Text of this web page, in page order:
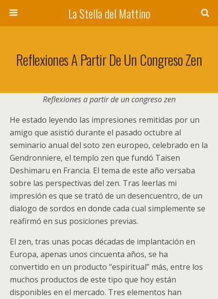
La Stella del Mattino
Reflexiones A Partir De Un Congreso Zen
Reflexiones a partir de un congreso zen
He estado leyendo las impresiones remitidas por un
amigo que asistió durante el pasado octubre al
seminario anual del soto zen europeo, celebrado en la
Gendronniere, el templo zen que fundó Taisen
Deshimaru en Francia. El tema de este año versaba
sobre las perspectivas del zen. Tras leerlas mi
impresión es que se trató de un desencuentro, de un
dialogo de sordos en donde cada cual simplemente se
reafirmó en sus posiciones previas.
El zen, tras unas pocas décadas de implantación en
Europa, apenas unos cincuenta años, se ha
convertido en un producto “espiritual” más, entre los
muchos productos de este tipo que hoy están
disponibles en el mercado. Tres elementos han